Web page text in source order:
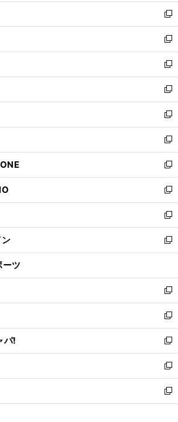
く
ウ
ィ
ン
ド
ウ
で
開
く
し
い
ウ
ィ
ン
ド
ウ
で
開
く
新
し
い
ウ
ィ
ン
ド
ウ
で
開
く
新
し
い
ウ
ィ
ン
ド
ウ
で
開
く
新
し
い
ウ
ィ
ン
ド
ウ
で
開
く
新
し
い
ウ
ィ
ン
ド
ウ
で
開
く
新
し
い
ウ
ィ
ン
ド
ウ
で
開
く
新
し
い
ウ
ィ
ン
ド
ウ
で
開
新
し
い
ウ
ィ
ン
ド
ウ
開
く
新
し
い
ウ
ィ
ン
ウ
で
開
く
新
し
い
ウ
ン
ド
ウ
で
開
く
新
し
ウ
ィ
ン
ド
ウ
で
開
く
ツ
新
し
い
ウ
ィ
ン
ド
ウ
で
開
新
し
い
ウ
ィ
ン
ド
ウ
パ!
新
し
い
ウ
ィ
ン
新
し
い
ウ
新
し